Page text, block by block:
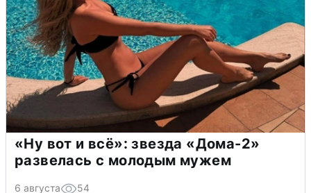
«Ну вот и всё»: звезда «Дома-2»
развелась с молодым мужем
6 августа 54